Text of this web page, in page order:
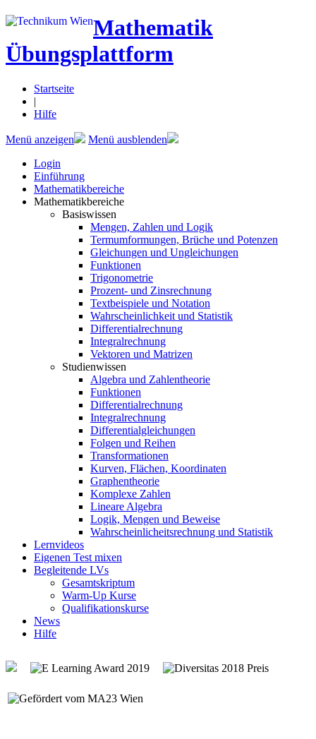
Mathematik
Übungsplattform
Startseite
|
Hilfe
Menü anzeigen
Menü ausblenden
Login
Einführung
Mathematikbereiche
Mathematikbereiche
Basiswissen
Mengen, Zahlen und Logik
Termumformungen, Brüche und Potenzen
Gleichungen und Ungleichungen
Funktionen
Trigonometrie
Prozent- und Zinsrechnung
Textbeispiele und Notation
Wahrscheinlichkeit und Statistik
Differentialrechnung
Integralrechnung
Vektoren und Matrizen
Studienwissen
Algebra und Zahlentheorie
Funktionen
Differentialrechnung
Integralrechnung
Differentialgleichungen
Folgen und Reihen
Transformationen
Kurven, Flächen, Koordinaten
Graphentheorie
Komplexe Zahlen
Lineare Algebra
Logik, Mengen und Beweise
Wahrscheinlicheitsrechnung und Statistik
Lernvideos
Eigenen Test mixen
Begleitende LVs
Gesamtskriptum
Warm-Up Kurse
Qualifikationskurse
News
Hilfe